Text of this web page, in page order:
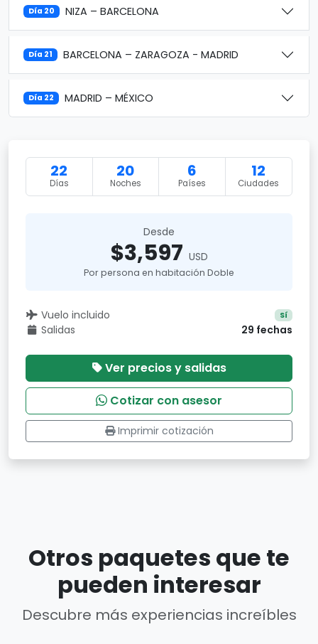
Día 20 NIZA – BARCELONA
Día 21 BARCELONA – ZARAGOZA - MADRID
Día 22 MADRID – MÉXICO
22
Días
20
Noches
6
Países
12
Ciudades
Desde
$3,597 USD
Por persona en habitación Doble
Vuelo incluido Sí
Salidas 29 fechas
Ver precios y salidas
Cotizar con asesor
Imprimir cotización
Otros paquetes que te
pueden interesar
Descubre más experiencias increíbles